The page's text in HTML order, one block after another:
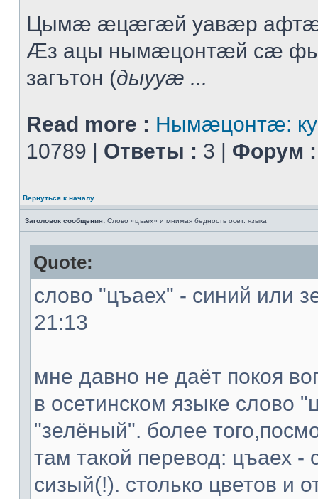
Цымæ æцæгæй уавæр
Æз ацы нымæцонтæй сæ
загътон (дыууæ ...
Read more : Нымæцонтæ:
10789 | Ответы : 3 | Форум :
Вернуться к началу
Заголовок сообщения: Слово «цъæх» и мнимая бедность осет. языка
Quote:
слово "цъаех" - синий или
21:13
мне давно не даёт покоя
в осетинском языке слово
"зелёный". более
там такой перевод: цъаех -
сизый(!). столько цветов и